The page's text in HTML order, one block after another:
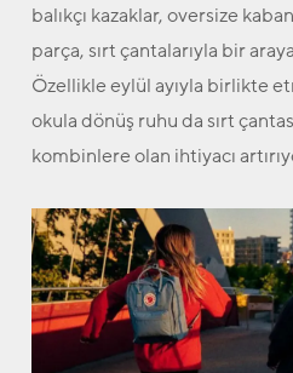
balıkçı kazaklar, oversize
parça, sırt çantalarıyla bir
Özellikle eylül ayıyla birlikte
okula dönüş ruhu da sırt
kombinlere olan ihtiyacı